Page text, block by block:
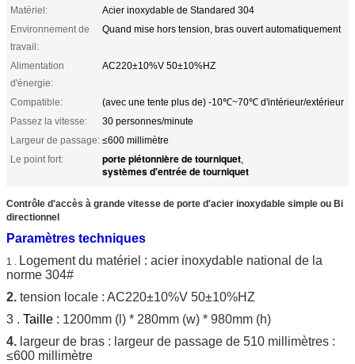
Matériel:
Acier inoxydable de Standared 304
Environnement de
travail:
Quand mise hors tension, bras ouvert automatiquement
Alimentation
d'énergie:
AC220±10%V 50±10%HZ
Compatible:
(avec une tente plus de) -10℃~70℃ d'intérieur/extérieur
Passez la vitesse:
30 personnes/minute
Largeur de passage: ≤600 millimètre
Le point fort:
porte piétonnière de tourniquet,
systèmes d'entrée de tourniquet
Contrôle d'accès à grande vitesse de porte d'acier inoxydable simple ou Bi
directionnel
Paramètres techniques
1 . Logement du matériel : acier inoxydable national de la
norme 304#
2. tension locale : AC220±10%V 50±10%HZ
3 . Taille : 1200mm (l) * 280mm (w) * 980mm (h)
4. largeur de bras : largeur de passage de 510 millimètres :
≤600 millimètre